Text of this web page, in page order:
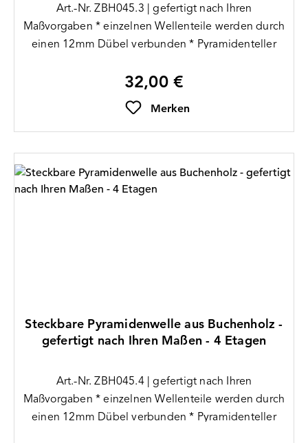
Art.-Nr. ZBH045.3 | gefertigt nach Ihren
Maßvorgaben * einzelnen Wellenteile werden durch
einen 12mm Dübel verbunden * Pyramidenteller
am oberen und unteren Ende der Welle * Lieferung
ohne Teller (bitte separ
Regulärer Preis:
32,00 €
Merken
Steckbare Pyramidenwelle aus Buchenholz -
gefertigt nach Ihren Maßen - 4 Etagen
Art.-Nr. ZBH045.4 | gefertigt nach Ihren
Maßvorgaben * einzelnen Wellenteile werden durch
einen 12mm Dübel verbunden * Pyramidenteller